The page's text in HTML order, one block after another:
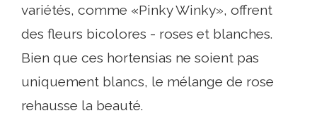
variétés, comme «Pinky Winky», offrent
des fleurs bicolores - roses et blanches.
Bien que ces hortensias ne soient pas
uniquement blancs, le mélange de rose
rehausse la beauté.